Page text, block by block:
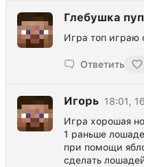
Глебушка
Игра топ играю
Ответить
Игорь 18:01,
Игра хорошая
1 раньше
при помощи
сделать